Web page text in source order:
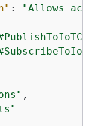
:
"Allows
,